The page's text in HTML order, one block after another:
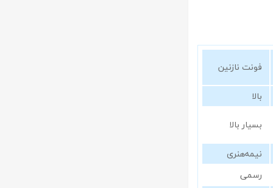
فونت نازنین
بالا
بسیار بالا
نیمه‌هنری
رسمی